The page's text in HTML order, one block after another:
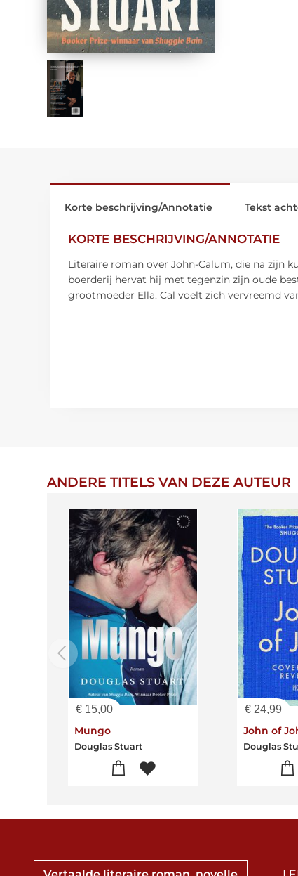
Korte beschrijving/Annotatie
KORTE BESCHRIJVING/ANNOTATIE
Literaire roman over John-Calum, die na zijn
boerderij hervat hij met tegenzin zijn oude
grootmoeder Ella. Cal voelt zich vervreemd
Tekst
ANDERE TITELS VAN DEZE AUTEUR
€ 15,00
Mungo
Douglas Stuart
€ 24,99
John of
Douglas